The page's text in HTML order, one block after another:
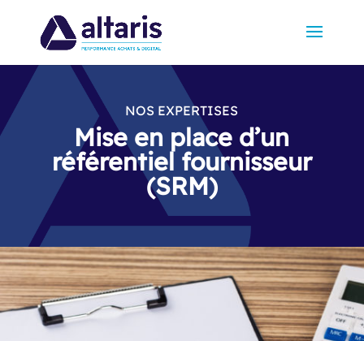
NOS EXPERTISES
Mise en place d’un
référentiel fournisseur
(SRM)​